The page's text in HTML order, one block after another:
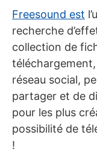
Freesound est
recherche
collection de
réseau social,
partager et de
pour les plus
possibilité de
!